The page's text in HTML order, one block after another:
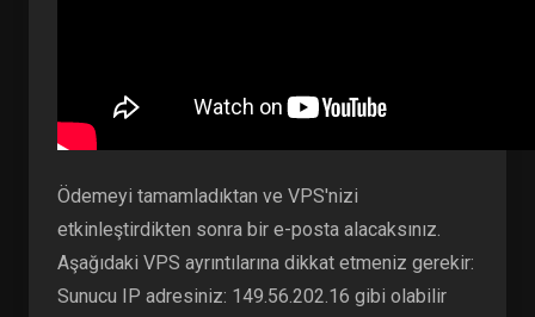
Ödemeyi tamamladıktan ve VPS'nizi
etkinleştirdikten sonra bir e-posta alacaksınız.
Aşağıdaki VPS ayrıntılarına dikkat etmeniz gerekir:
Sunucu IP adresiniz: 149.56.202.16 gibi olabilir